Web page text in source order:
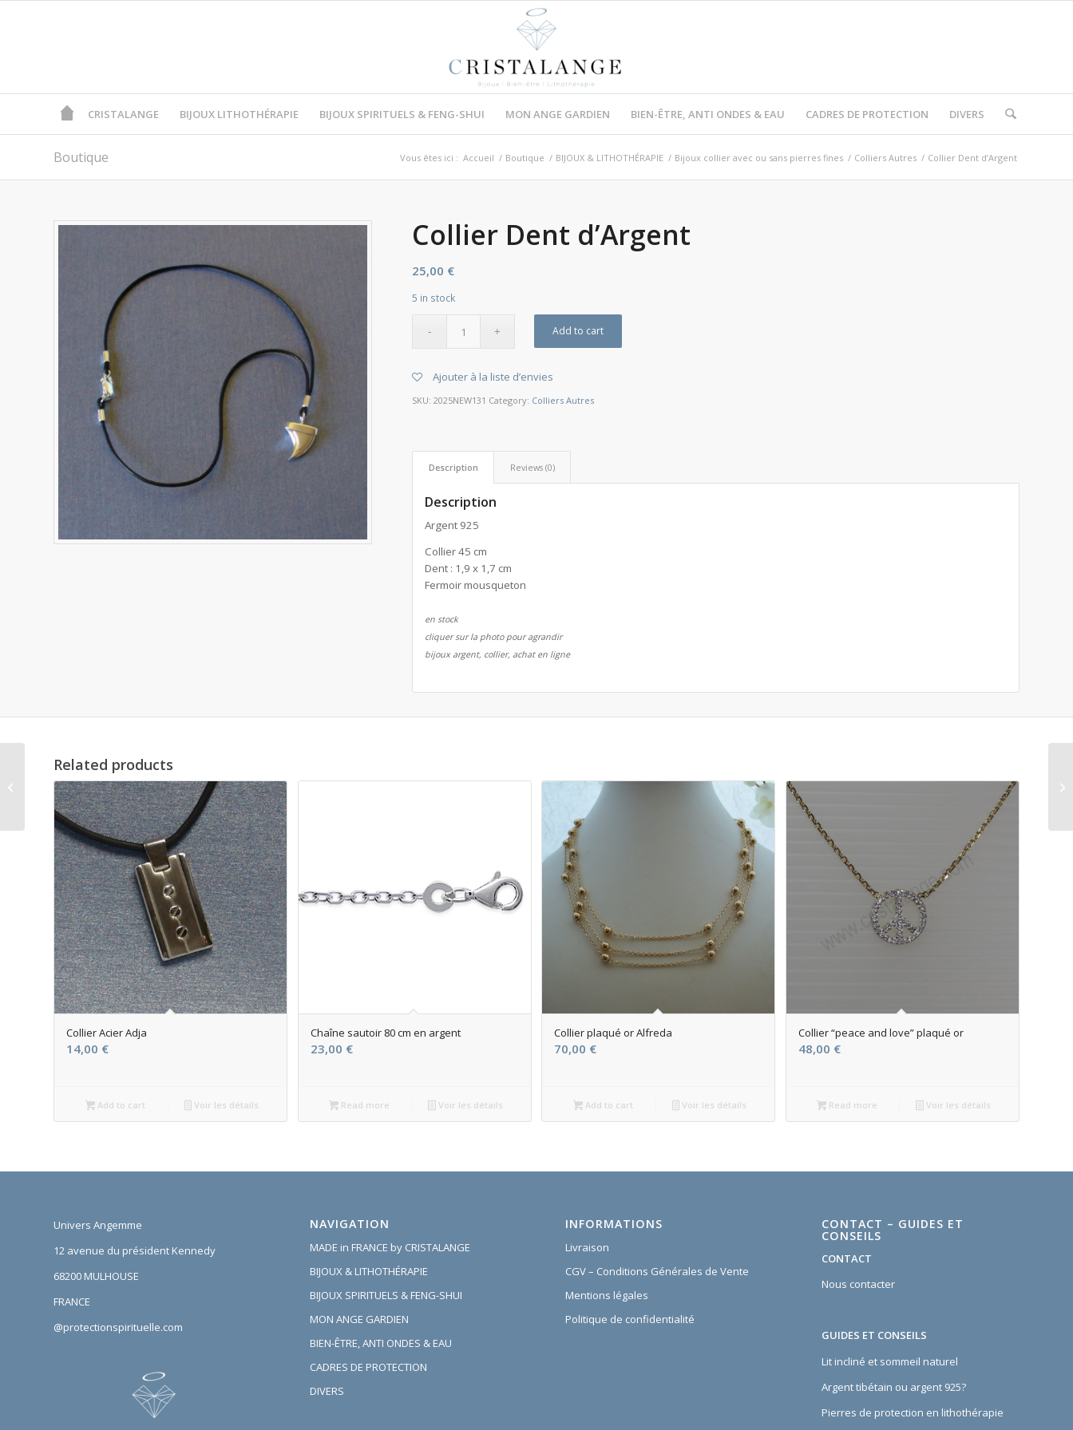
CRISTALANGE BIJOUX LITHOTHÉRAPIE BIJOUX SPIRITUELS & FENG-SHUI MON ANGE GARDIEN BIEN-ÊTRE, ANTI ONDES & EAU CADRES DE PROTECTION DIVERS
Boutique Vous êtes ici : Accueil / Boutique / BIJOUX & LITHOTHÉRAPIE / Bijoux collier avec ou sans pierres fines / Colliers Autres / Collier Dent d’Argent
Collier Dent d’Argent
25,00 €
5 in stock
Add to cart
Ajouter à la liste d’envies
SKU:2025NEW131 Category: Colliers Autres
Description Reviews (0)
Description
Argent 925
Collier 45 cm
Dent : 1,9 x 1,7 cm
Fermoir mousqueton
en stock
cliquer sur la photo pour agrandir
bijoux argent, collier, achat en ligne
Related products
Collier Acier Adja
14,00 €
Add to cart Voir les détails
Chaîne sautoir 80 cm en argent
23,00 €
Read more Voir les détails
Collier plaqué or Alfreda
70,00 €
Add to cart Voir les détails
Collier “peace and love” plaqué or
48,00 €
Read more Voir les détails
Univers Angemme
12 avenue du président Kennedy
68200 MULHOUSE
FRANCE
@protectionspirituelle.com
NAVIGATION
MADE in FRANCE by CRISTALANGE
BIJOUX & LITHOTHÉRAPIE
BIJOUX SPIRITUELS & FENG-SHUI
MON ANGE GARDIEN
BIEN-ÊTRE, ANTI ONDES & EAU
CADRES DE PROTECTION
DIVERS
INFORMATIONS
Livraison
CGV – Conditions Générales de Vente
Mentions légales
Politique de confidentialité
CONTACT – GUIDES ET
CONSEILS
CONTACT
Nous contacter
GUIDES ET CONSEILS
Lit incliné et sommeil naturel
Argent tibétain ou argent 925?
Pierres de protection en lithothérapie
Pendentif Trio de
Coeur plaque or